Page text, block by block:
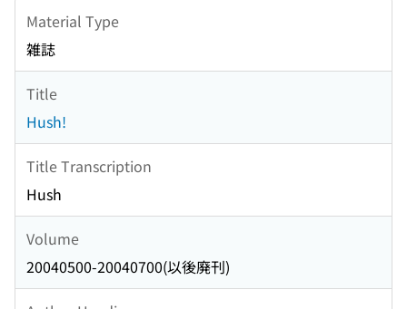
Material Type
雑誌
Title
Hush!
Title Transcription
Hush
Volume
20040500-20040700(以後廃刊)